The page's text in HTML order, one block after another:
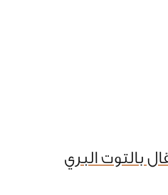
بالتوت البري